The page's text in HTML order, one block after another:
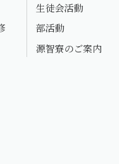
生徒会活動
部活動
源智寮のご案内